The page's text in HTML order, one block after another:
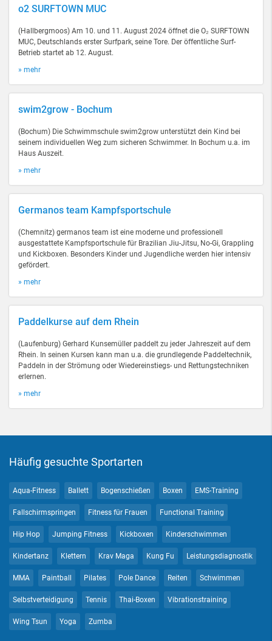
o2 SURFTOWN MUC
(Hallbergmoos) Am 10. und 11. August 2024 öffnet die O₂ SURFTOWN
MUC, Deutschlands erster Surfpark, seine Tore. Der öffentliche Surf-
Betrieb startet ab 12. August.
» mehr
swim2grow - Bochum
(Bochum) Die Schwimmschule swim2grow unterstützt dein Kind bei
seinem individuellen Weg zum sicheren Schwimmer. In Bochum u.a. im
Haus Auszeit.
» mehr
Germanos team Kampfsportschule
(Chemnitz) germanos team ist eine moderne und professionell
ausgestattete Kampfsportschule für Brazilian Jiu-Jitsu, No-Gi, Grappling
und Kickboxen. Besonders Kinder und Jugendliche werden hier intensiv
gefördert.
» mehr
Paddelkurse auf dem Rhein
(Laufenburg) Gerhard Kunsemüller paddelt zu jeder Jahreszeit auf dem
Rhein. In seinen Kursen kann man u.a. die grundlegende Paddeltechnik,
Paddeln in der Strömung oder Wiedereinstiegs- und Rettungstechniken
erlernen.
» mehr
Häufig gesuchte Sportarten
Aqua-Fitness Ballett Bogenschießen Boxen EMS-Training
Fallschirmspringen Fitness für Frauen Functional Training
Hip Hop Jumping Fitness Kickboxen Kinderschwimmen
Kindertanz Klettern Krav Maga Kung Fu Leistungsdiagnostik
MMA Paintball Pilates Pole Dance Reiten Schwimmen
Selbstverteidigung Tennis Thai-Boxen Vibrationstraining
Wing Tsun Yoga Zumba